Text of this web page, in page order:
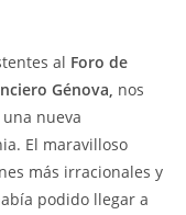
al Foro de
Génova, nos
nueva
El maravilloso
más irracionales y
podido llegar a